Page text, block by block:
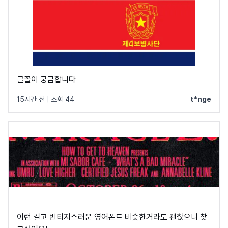
글꼴이 궁금합니다
15시간 전 조회 44 t*nge
이런 길고 빈티지스러운 영어폰트 비슷한거라도 괜찮으니 찾